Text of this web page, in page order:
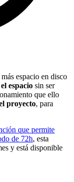
espacio en disco
espacio sin ser
que ello
proyecto, para
que permite
de 72h, esta
y está disponible